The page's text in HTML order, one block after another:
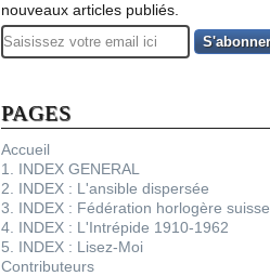
nouveaux articles publiés.
Email
PAGES
Accueil
1. INDEX GENERAL
2. INDEX : L'ansible dispersée
3. INDEX : Fédération horlogère suisse
4. INDEX : L'Intrépide 1910-1962
5. INDEX : Lisez-Moi
Contributeurs